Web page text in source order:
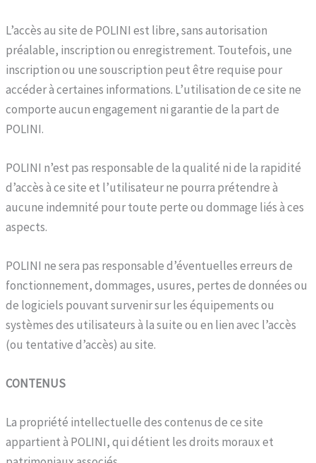
L’accès au site de POLINI est libre, sans autorisation
préalable, inscription ou enregistrement. Toutefois, une
inscription ou une souscription peut être requise pour
accéder à certaines informations. L’utilisation de ce site ne
comporte aucun engagement ni garantie de la part de
POLINI.
POLINI n’est pas responsable de la qualité ni de la rapidité
d’accès à ce site et l’utilisateur ne pourra prétendre à
aucune indemnité pour toute perte ou dommage liés à ces
aspects.
POLINI ne sera pas responsable d’éventuelles erreurs de
fonctionnement, dommages, usures, pertes de données ou
de logiciels pouvant survenir sur les équipements ou
systèmes des utilisateurs à la suite ou en lien avec l’accès
(ou tentative d’accès) au site.
CONTENUS
La propriété intellectuelle des contenus de ce site
appartient à POLINI, qui détient les droits moraux et